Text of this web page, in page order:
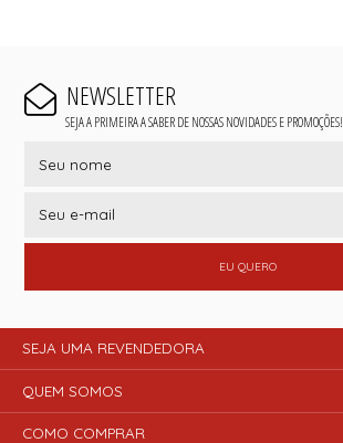
NEWSLETTER
SEJA A PRIMEIRA A SABER DE NOSSAS NOVIDADES E PROMOÇÕES!
EU QUERO
SEJA UMA REVENDEDORA
QUEM SOMOS
COMO COMPRAR